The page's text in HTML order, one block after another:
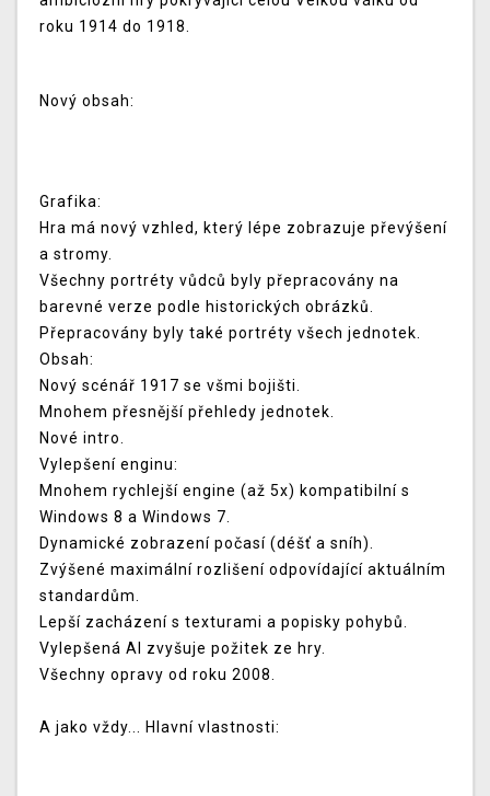
roku 1914 do 1918.
Nový obsah:
Grafika:
Hra má nový vzhled, který lépe zobrazuje převýšení
a stromy.
Všechny portréty vůdců byly přepracovány na
barevné verze podle historických obrázků.
Přepracovány byly také portréty všech jednotek.
Obsah:
Nový scénář 1917 se všmi bojišti.
Mnohem přesnější přehledy jednotek.
Nové intro.
Vylepšení enginu:
Mnohem rychlejší engine (až 5x) kompatibilní s
Windows 8 a Windows 7.
Dynamické zobrazení počasí (déšť a sníh).
Zvýšené maximální rozlišení odpovídající aktuálním
standardům.
Lepší zacházení s texturami a popisky pohybů.
Vylepšená AI zvyšuje požitek ze hry.
Všechny opravy od roku 2008.
A jako vždy... Hlavní vlastnosti: